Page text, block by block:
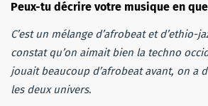
Peux-tu décrire votre musique en
C’est un mélange d’afrobeat et d’ethio-
constat qu’on aimait bien la techno
jouait beaucoup d’afrobeat avant, on a
les deux univers.